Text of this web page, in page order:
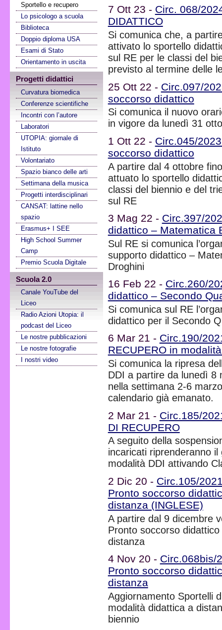
Sportello e recupero
Lo psicologo a scuola
Biblioteca
Doppio diploma USA
Esami di Stato
Orientamento in uscita
Progetti didattici
Curvatura biomedica
Conferenze scientifiche
Incontri con l’autore
Laboratori
UTOPIA: giornale di
Istituto
Volontariato
Spazio bianco delle arti
Settimana della musica
Progetti interdisciplinari
CANSAT: lattine nello
spazio
Erasmus+ I SEE
High School Summer
Camp
Premio Scuola Digitale
Scuola 2.0
Canale YouTube del
Liceo
Radio Azioni Utopia: il
podcast del Liceo
Le nostre pubblicazioni
Le nostre fotografie
I nostri video
7 Ott 23 - Circ. 068/
DIDATTICO
Si comunica che, a
attivato lo sportello
sul RE per le classi del
previsto al termine delle
25 Ott 22 - Circ.097/
soccorso didattico
Si comunica il nuovo
in vigore da lunedì 31
1 Ott 22 - Circ.045/
soccorso didattico
A partire dal 4 ottobre
attuato lo sportello
classi del biennio e del
sul RE
3 Mag 22 - Circ.397/
didattico – Matematica
Sul RE si comunica
supporto didattico –
Droghini
16 Feb 22 - Circ.260/
didattico – Secondo
Si comunica sul RE
didattico per il Secondo
6 Mar 21 - Circ.190/
RECUPERO in
Si comunica la ripresa
DDI a partire da lunedì 8
nella settimana 2-6
calendario già emanato.
2 Mar 21 - Circ.185/
DI RECUPERO
A seguito della
incaricati riprenderanno
modalità DDI attivando
2 Dic 20 - Circ.105/
Pronto soccorso
distanza (INGLESE)
A partire dal 9 dicembre
Pronto soccorso
distanza
4 Nov 20 - Circ.068bis/
Pronto soccorso
distanza
Aggiornamento Sportelli
modalità didattica a
biennio